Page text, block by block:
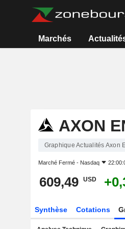
Marchés
AXON
Graphique Actualités Axon
Marché Fermé - Nasdaq
609,49 USD
Synthèse Cotations